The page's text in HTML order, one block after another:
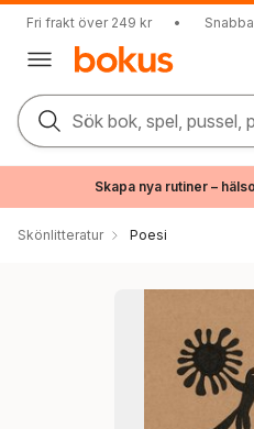
Fri frakt över 249 kr •
Sök bok, spel, pussel,
Skapa nya rutiner –
Skönlitteratur Poesi